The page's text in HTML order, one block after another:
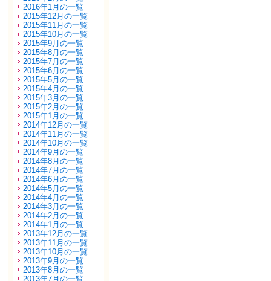
2016年1月の一覧
2015年12月の一覧
2015年11月の一覧
2015年10月の一覧
2015年9月の一覧
2015年8月の一覧
2015年7月の一覧
2015年6月の一覧
2015年5月の一覧
2015年4月の一覧
2015年3月の一覧
2015年2月の一覧
2015年1月の一覧
2014年12月の一覧
2014年11月の一覧
2014年10月の一覧
2014年9月の一覧
2014年8月の一覧
2014年7月の一覧
2014年6月の一覧
2014年5月の一覧
2014年4月の一覧
2014年3月の一覧
2014年2月の一覧
2014年1月の一覧
2013年12月の一覧
2013年11月の一覧
2013年10月の一覧
2013年9月の一覧
2013年8月の一覧
2013年7月の一覧